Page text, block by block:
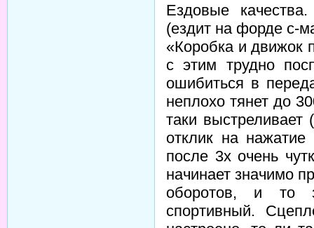
Ездовые
(ездит на форде с-
«Коробка и движок
с этим трудно
ошибиться в
неплохо тянет до
таки выстреливает
отклик на
после 3х очень
начинает значимо
оборотов, и то
спортивный.